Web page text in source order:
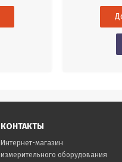
КОНТАКТЫ
Интернет-магазин
измерительного оборудования